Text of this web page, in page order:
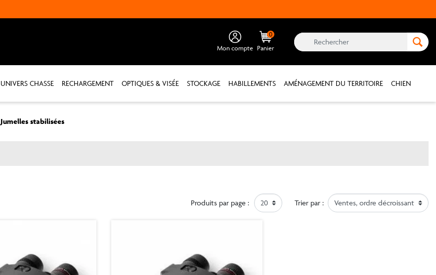
Mon compte Panier
0
UNIVERS CHASSE RECHARGEMENT OPTIQUES & VISÉE STOCKAGE HABILLEMENTS AMÉNAGEMENT DU TERRITOIRE CHIEN
Jumelles stabilisées
Produits par page : 20 Trier par :